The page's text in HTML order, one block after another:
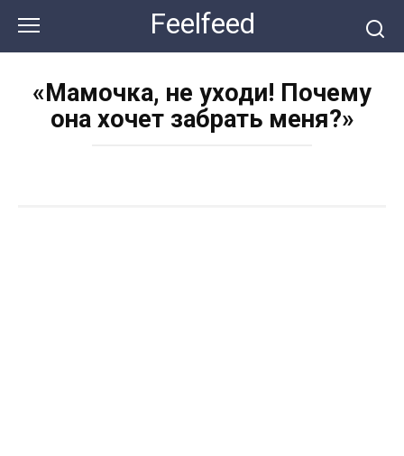
контенту
Feelfeed
«Мамочка, не уходи! Почему
она хочет забрать меня?»